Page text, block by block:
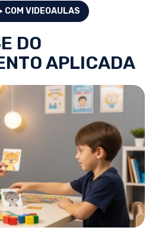
COM VIDEOAULAS
DO
APLICADA